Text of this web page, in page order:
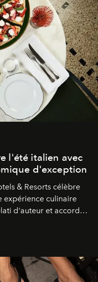
l'été italien avec
d'exception
& Resorts célèbre
expérience culinaire
d'auteur et accords
voyage sensoriel.